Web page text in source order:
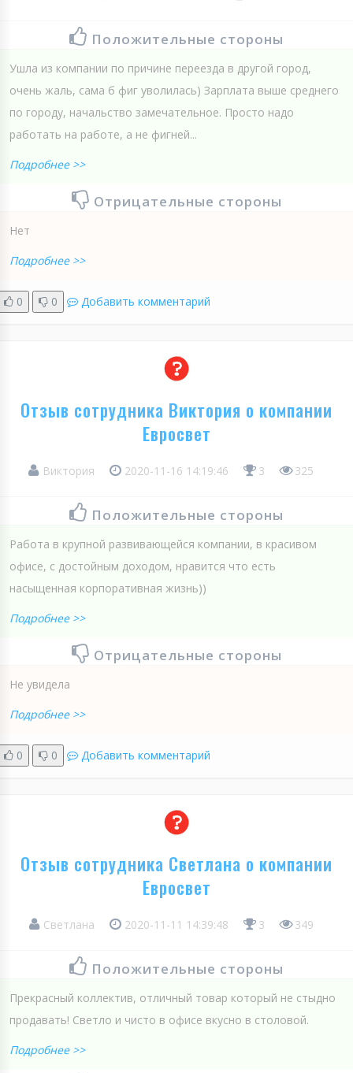
Положительные стороны
Ушла из компании по причине переезда в другой город,
очень жаль, сама б фиг уволилась) Зарплата выше среднего
по городу, начальство замечательное. Просто надо
работать на работе, а не фигней...
Подробнее >>
Отрицательные стороны
Нет
Подробнее >>
0 0 Добавить комментарий
Отзыв сотрудника Виктория о компании
Евросвет
Виктория 2020-11-16 14:19:46 3 325
Положительные стороны
Работа в крупной развивающейся компании, в красивом
офисе, с достойным доходом, нравится что есть
насыщенная корпоративная жизнь))
Подробнее >>
Отрицательные стороны
Не увидела
Подробнее >>
0 0 Добавить комментарий
Отзыв сотрудника Светлана о компании
Евросвет
Светлана 2020-11-11 14:39:48 3 349
Положительные стороны
Прекрасный коллектив, отличный товар который не стыдно
продавать! Светло и чисто в офисе вкусно в столовой.
Подробнее >>